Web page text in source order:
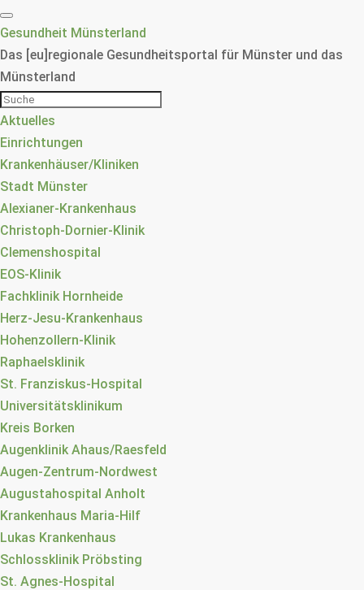
Gesundheit Münsterland
Das [eu]regionale Gesundheitsportal für Münster und das
Münsterland
Aktuelles
Einrichtungen
Krankenhäuser/Kliniken
Stadt Münster
Alexianer-Krankenhaus
Christoph-Dornier-Klinik
Clemenshospital
EOS-Klinik
Fachklinik Hornheide
Herz-Jesu-Krankenhaus
Hohenzollern-Klinik
Raphaelsklinik
St. Franziskus-Hospital
Universitätsklinikum
Kreis Borken
Augenklinik Ahaus/Raesfeld
Augen-Zentrum-Nordwest
Augustahospital Anholt
Krankenhaus Maria-Hilf
Lukas Krankenhaus
Schlossklinik Pröbsting
St. Agnes-Hospital